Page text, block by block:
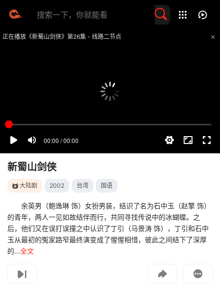
正在播放《新蜀山剑侠》第26集 - 线路二节点
新蜀山剑侠
大陆剧 2002 台湾 国语
余英男（鲍逸琳 饰）女扮男装，结识了名为石中玉（赵擎 饰）
的青年，两人一见如故结伴而行，共同寻找传说中的冰蝴蝶。之
后，他们又在误打误撞之中认识了丁引（马景涛 饰），丁引和石中
玉从最初的冤家路窄最终演变成了惺惺相惜，彼此之间结下了深厚
的...全文
如遇无法播放请提交给我们